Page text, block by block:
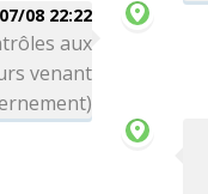
07/08 22:22
aux
venant